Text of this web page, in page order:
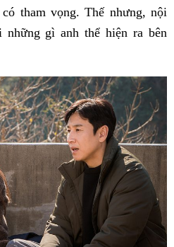
tham vọng. Thế nhưng, nội
gì anh thể hiện ra bên